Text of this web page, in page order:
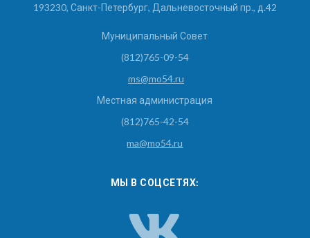
193230, Санкт-Петербург, Дальневосточный пр., д.42
Муниципальный Совет
(812)765-09-54
ms@mo54.ru
Местная администрация
(812)765-42-54
ma@mo54.ru
МЫ В СОЦСЕТЯХ: